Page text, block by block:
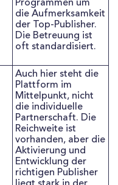
die Aufmerksamkeit
der Top-Publisher.
Die Betreuung ist
oft standardisiert.
Auch hier steht die
Plattform im
Mittelpunkt, nicht
die individuelle
Partnerschaft. Die
Reichweite ist
vorhanden, aber die
Aktivierung und
Entwicklung der
richtigen Publisher